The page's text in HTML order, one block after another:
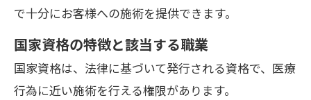
で十分にお客様への施術を提供できます。
国家資格の特徴と該当する職業
国家資格は、法律に基づいて発行される資格で、医療
行為に近い施術を行える権限があります。